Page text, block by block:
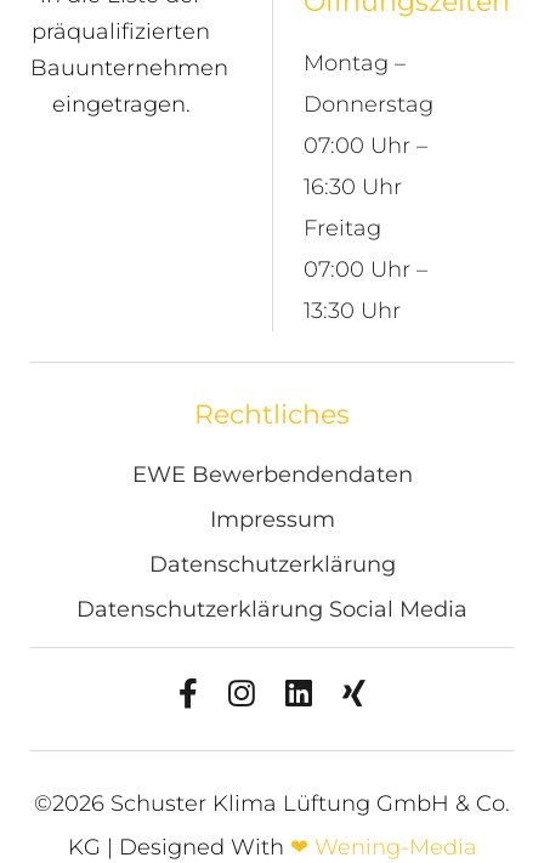
präqualifizierten
Bauunternehmen
eingetragen.
Montag –
Donnerstag
07:00 Uhr –
16:30 Uhr
Freitag
07:00 Uhr –
13:30 Uhr
Rechtliches
EWE Bewerbendendaten
Impressum
Datenschutzerklärung
Datenschutzerklärung Social Media
©2026 Schuster Klima Lüftung GmbH & Co.
KG | Designed With ❤ Wening-Media